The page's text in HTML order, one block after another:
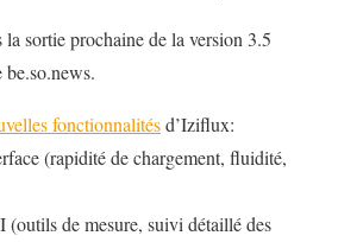
sortie prochaine de la version 3.5
fonctionnalitésd’Iziflux:
(rapidité de chargement, fluidité,
(outils de mesure, suivi détaillé des